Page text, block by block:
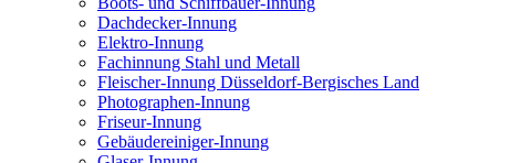
Dachdecker-Innung
Elektro-Innung
Fachinnung Stahl und Metall
Fleischer-Innung Düsseldorf-Bergisches Land
Photographen-Innung
Friseur-Innung
Gebäudereiniger-Innung